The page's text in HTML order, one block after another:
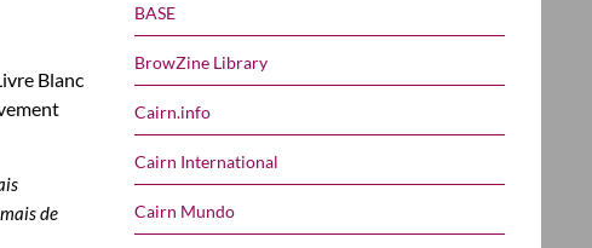
Blanc
de
BASE
BrowZine Library
Cairn.info
Cairn International
Cairn Mundo